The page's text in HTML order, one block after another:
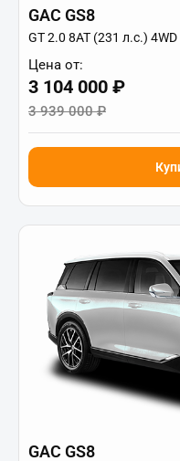
GAC GS8
GT 2.0 8AT (231 л.с.) 4WD
Цена от:
3 104 000 ₽
3 939 000 ₽
GAC GS8